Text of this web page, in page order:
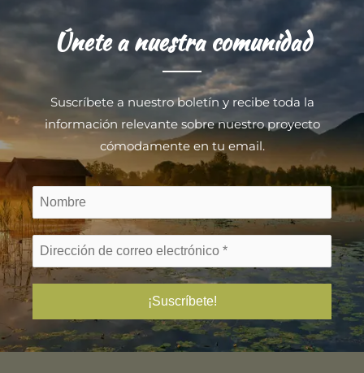
Únete a nuestra comunidad
Suscríbete a nuestro boletín y recibe toda la
información relevante sobre nuestro proyecto
cómodamente en tu email.